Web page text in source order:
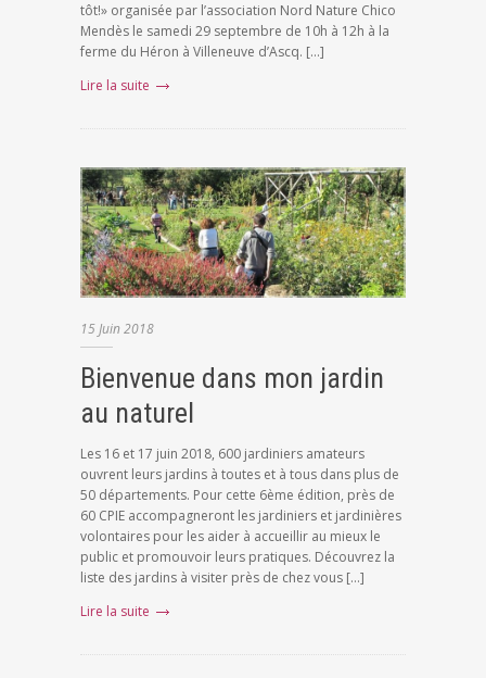
tôt!» organisée par l’association Nord Nature Chico
Mendès le samedi 29 septembre de 10h à 12h à la
ferme du Héron à Villeneuve d’Ascq. […]
Lire la suite
15Juin 2018
Bienvenue dans mon jardin
au naturel
Les 16 et 17 juin 2018, 600 jardiniers amateurs
ouvrent leurs jardins à toutes et à tous dans plus de
50 départements. Pour cette 6ème édition, près de
60 CPIE accompagneront les jardiniers et jardinières
volontaires pour les aider à accueillir au mieux le
public et promouvoir leurs pratiques. Découvrez la
liste des jardins à visiter près de chez vous […]
Lire la suite